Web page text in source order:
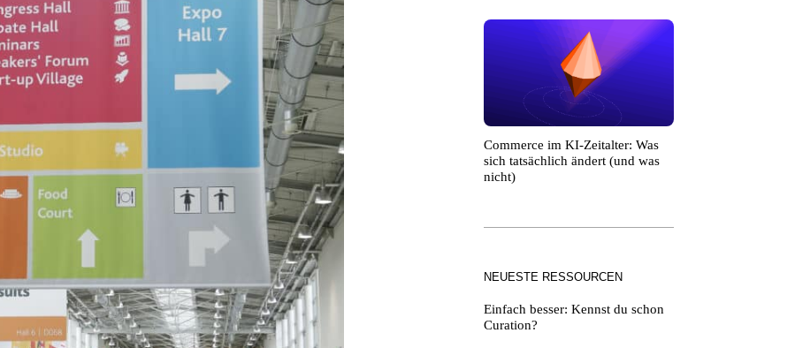
Commerce im KI-Zeitalter: Was
sich tatsächlich ändert (und was
nicht)
NEUESTE RESSOURCEN
Einfach besser: Kennst du schon
Curation?